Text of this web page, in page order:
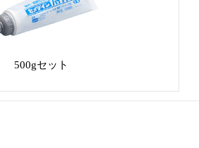
500gセット